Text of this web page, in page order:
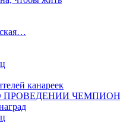
канареек